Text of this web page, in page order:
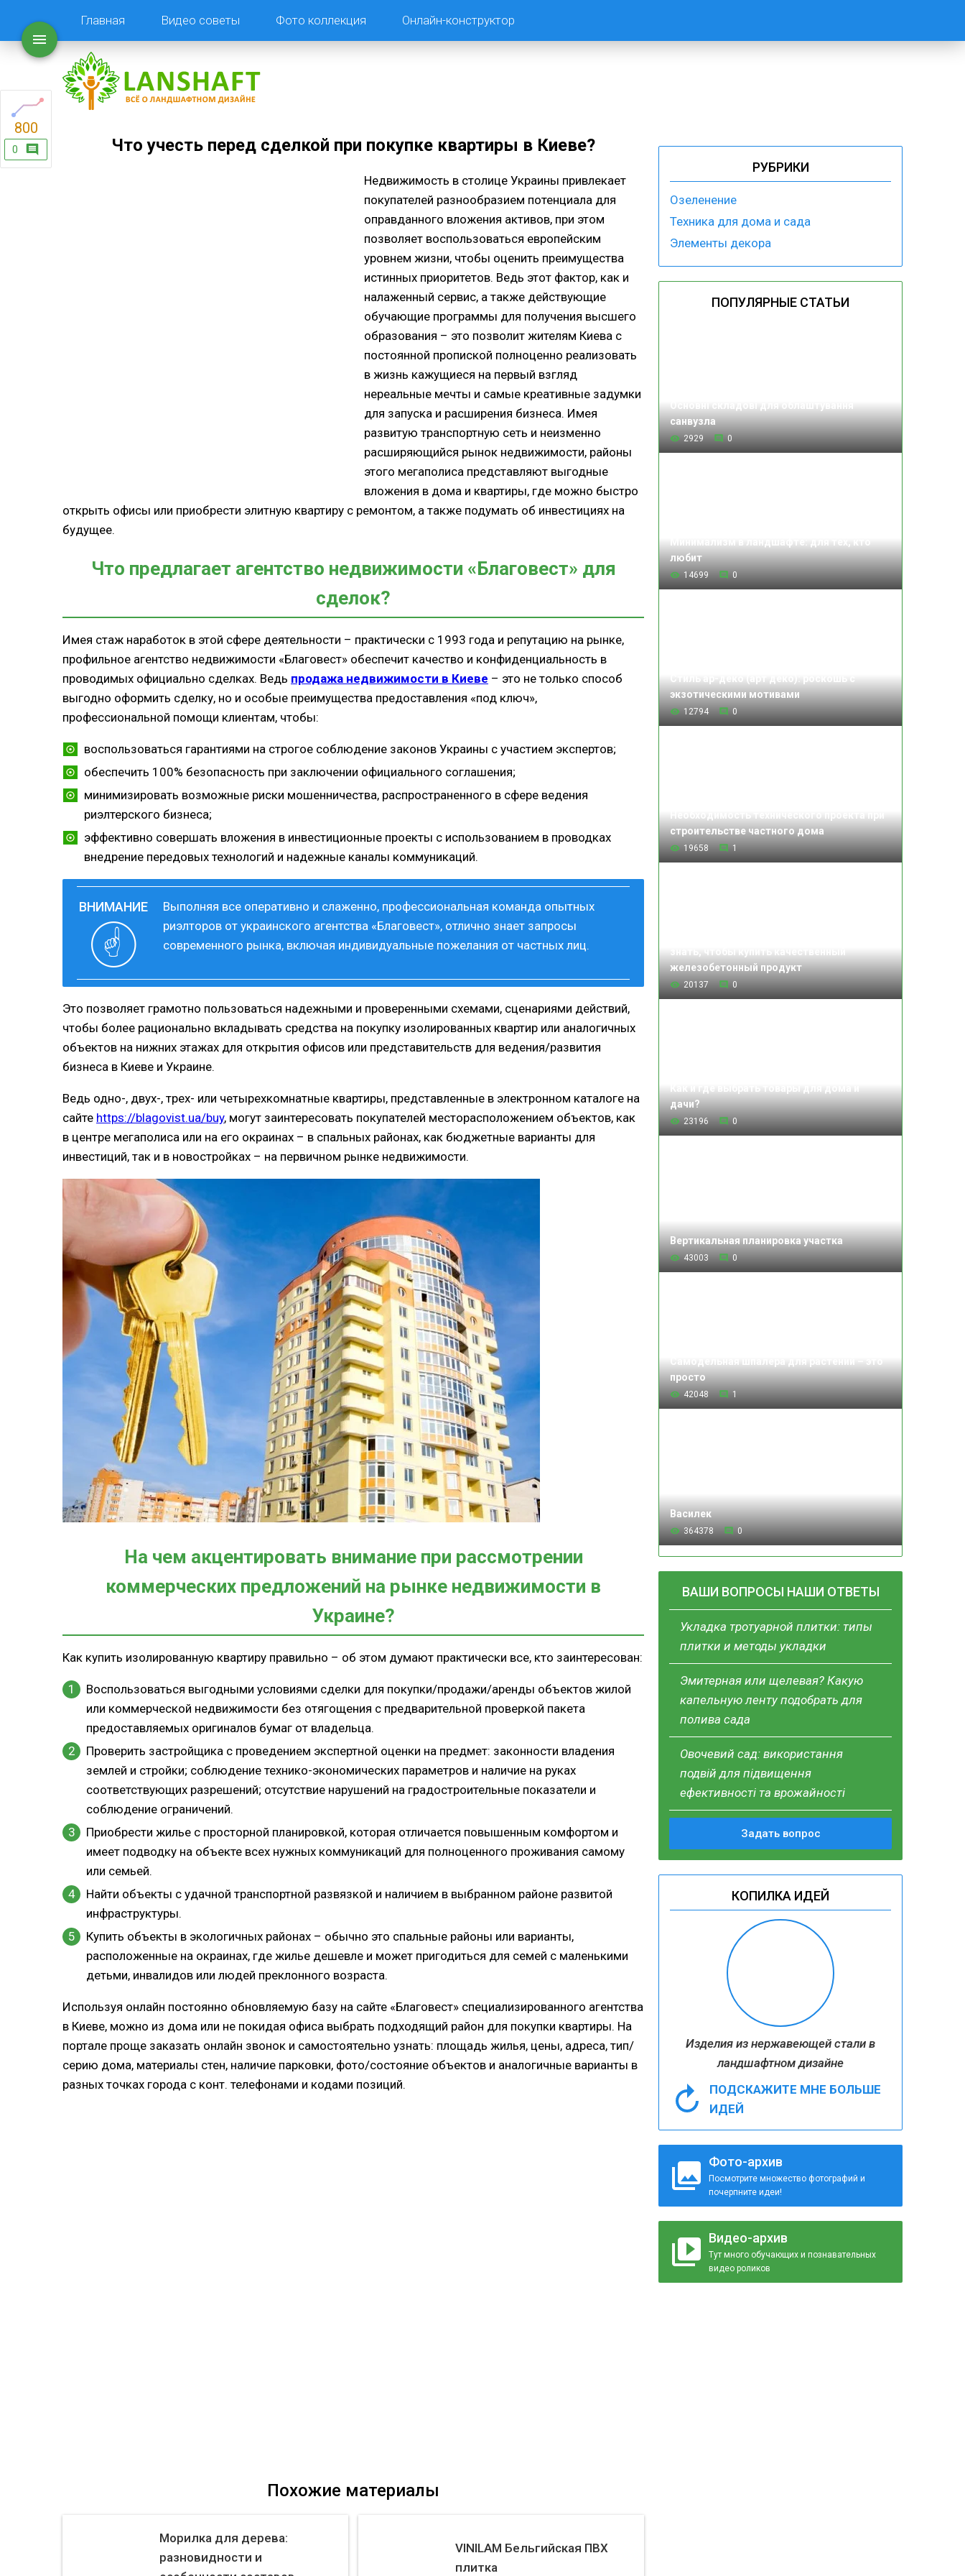
Главная Видео советы Фото коллекция Онлайн-конструктор
РУБРИКИ
Озеленение
Техника для дома и сада
Элементы декора
ПОПУЛЯРНЫЕ СТАТЬИ
санвузла
2929 0
любит
14699 0
экзотическими мотивами
12794 0
строительстве частного дома
19658 1
железобетонный продукт
20137 0
дачи?
23196 0
Вертикальная планировка участка
43003 0
просто
42048 1
Василек
364378 0
ВАШИ ВОПРОСЫ НАШИ ОТВЕТЫ
Укладка тротуарной плитки: типы
плитки и методы укладки
Эмитерная или щелевая? Какую
капельную ленту подобрать для
полива сада
Овочевий сад: використання
подвій для підвищення
ефективності та врожайності
Задать вопрос
КОПИЛКА ИДЕЙ
Изделия из нержавеющей стали в
ландшафтном дизайне
ПОДСКАЖИТЕ МНЕ БОЛЬШЕ
ИДЕЙ
Фото-архив
Посмотрите множество фотографий и
почерпните идеи!
Видео-архив
Тут много обучающих и познавательных
видео роликов
Что учесть перед сделкой при покупке квартиры в Киеве?
0
800
Недвижимость в столице Украины привлекает
покупателей разнообразием потенциала для
оправданного вложения активов, при этом
позволяет воспользоваться европейским
уровнем жизни, чтобы оценить преимущества
истинных приоритетов. Ведь этот фактор, как и
налаженный сервис, а также действующие
обучающие программы для получения высшего
образования – это позволит жителям Киева с
постоянной пропиской полноценно реализовать
в жизнь кажущиеся на первый взгляд
нереальные мечты и самые креативные задумки
для запуска и расширения бизнеса. Имея
развитую транспортную сеть и неизменно
расширяющийся рынок недвижимости, районы
этого мегаполиса представляют выгодные
вложения в дома и квартиры, где можно быстро
открыть офисы или приобрести элитную квартиру с ремонтом, а также подумать об инвестициях на
будущее.
Что предлагает агентство недвижимости «Благовест» для
сделок?
Имея стаж наработок в этой сфере деятельности – практически с 1993 года и репутацию на рынке,
профильное агентство недвижимости «Благовест» обеспечит качество и конфиденциальность в
проводимых официально сделках. Ведь продажа недвижимости в Киеве – это не только способ
выгодно оформить сделку, но и особые преимущества предоставления «под ключ»,
профессиональной помощи клиентам, чтобы:
воспользоваться гарантиями на строгое соблюдение законов Украины с участием экспертов;
обеспечить 100% безопасность при заключении официального соглашения;
минимизировать возможные риски мошенничества, распространенного в сфере ведения
риэлтерского бизнеса;
эффективно совершать вложения в инвестиционные проекты с использованием в проводках
внедрение передовых технологий и надежные каналы коммуникаций.
Выполняя все оперативно и слаженно, профессиональная команда опытных
риэлторов от украинского агентства «Благовест», отлично знает запросы
современного рынка, включая индивидуальные пожелания от частных лиц.
Это позволяет грамотно пользоваться надежными и проверенными схемами, сценариями действий,
чтобы более рационально вкладывать средства на покупку изолированных квартир или аналогичных
объектов на нижних этажах для открытия офисов или представительств для ведения/развития
бизнеса в Киеве и Украине.
Ведь одно-, двух-, трех- или четырехкомнатные квартиры, представленные в электронном каталоге на
сайте https://blagovist.ua/buy, могут заинтересовать покупателей месторасположением объектов, как
в центре мегаполиса или на его окраинах – в спальных районах, как бюджетные варианты для
инвестиций, так и в новостройках – на первичном рынке недвижимости.
На чем акцентировать внимание при рассмотрении
коммерческих предложений на рынке недвижимости в
Украине?
Как купить изолированную квартиру правильно – об этом думают практически все, кто заинтересован:
Воспользоваться выгодными условиями сделки для покупки/продажи/аренды объектов жилой
или коммерческой недвижимости без отягощения с предварительной проверкой пакета
предоставляемых оригиналов бумаг от владельца.
Проверить застройщика с проведением экспертной оценки на предмет: законности владения
землей и стройки; соблюдение технико-экономических параметров и наличие на руках
соответствующих разрешений; отсутствие нарушений на градостроительные показатели и
соблюдение ограничений.
Приобрести жилье с просторной планировкой, которая отличается повышенным комфортом и
имеет подводку на объекте всех нужных коммуникаций для полноценного проживания самому
или семьей.
Найти объекты с удачной транспортной развязкой и наличием в выбранном районе развитой
инфраструктуры.
Купить объекты в экологичных районах – обычно это спальные районы или варианты,
расположенные на окраинах, где жилье дешевле и может пригодиться для семей с маленькими
детьми, инвалидов или людей преклонного возраста.
Используя онлайн постоянно обновляемую базу на сайте «Благовест» специализированного агентства
в Киеве, можно из дома или не покидая офиса выбрать подходящий район для покупки квартиры. На
портале проще заказать онлайн звонок и самостоятельно узнать: площадь жилья, цены, адреса, тип/
серию дома, материалы стен, наличие парковки, фото/состояние объектов и аналогичные варианты в
разных точках города с конт. телефонами и кодами позиций.
Похожие материалы
Морилка для дерева:
разновидности и
VINILAM Бельгийская ПВХ
плитка